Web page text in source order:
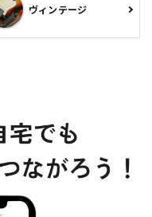
ヴィンテージ